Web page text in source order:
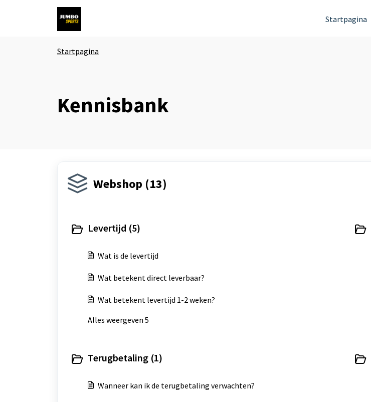
Doorgaan naar hoofdinhoud
Startpagina
Startpagina
Kennisbank
Webshop (13)
Levertijd (5)
Wat is de levertijd
Wat betekent direct leverbaar?
Wat betekent levertijd 1-2 weken?
Alles weergeven 5
Terugbetaling (1)
Wanneer kan ik de terugbetaling verwachten?